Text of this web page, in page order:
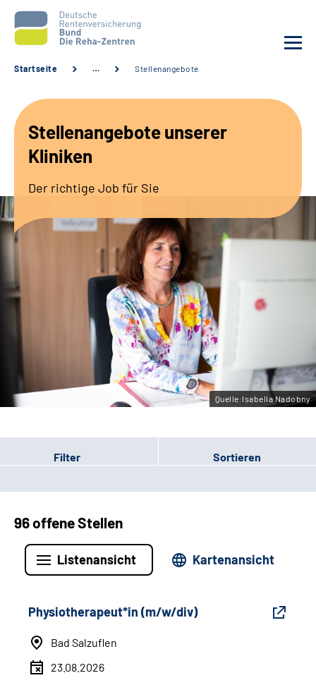
Unsere Kliniken
Sozialdienste & Zuweisende
Erweiterte Suche
Gebärdensprache
Leichte Sprache
Startseite … Stellenangebote
Stellenangebote unserer
Kliniken
Der richtige Job für Sie
Quelle:Isabella Nadobny
Filter Sortieren
96 offene Stellen
Listenansicht Kartenansicht
Physiotherapeut*in (m/w/div)
Bad Salzuflen
23.08.2026